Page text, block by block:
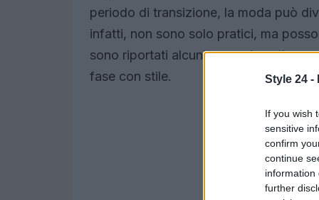
Style 24 -
If you wish
sensitive
confirm
continue
information
further
periodo di transizione, la moda può
infatti, non sono solo pratici, ma
sono riportati alcuni suggerimenti per
fase con stile.